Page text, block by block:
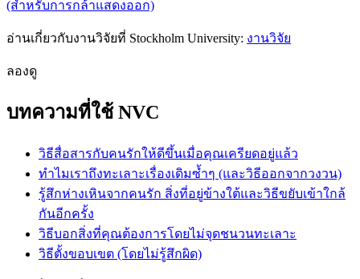
(สำหรับการกล้าแสดงออก)
อ่านเกี่ยวกับงานวิจัยที่ Stockholm University: งานวิจัย
ลองดู
บทความที่ใช้ NVC
วิธีสื่อสารกับคนรักให้ดีขึ้นเมื่อคุณเครียดอยู่แล้ว
ทำไมเราถึงทะเลาะเรื่องเดิมซ้ำๆ (และวิธีออกจากวงวน)
รู้สึกห่างเหินจากคนรัก สิ่งที่อยู่ข้างใต้และวิธีขยับเข้าใกล้
กันอีกครั้ง
วิธีบอกสิ่งที่คุณต้องการโดยไม่จุดชนวนทะเลาะ
วิธีตั้งขอบเขต (โดยไม่รู้สึกผิด)